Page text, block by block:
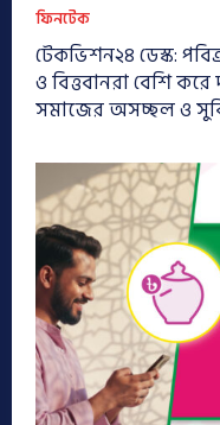
ফিনটেক
টেকভিশন২৪ ডেস্ক:
ও বিত্তবানরা বেশি
সমাজের অসচ্ছল ও